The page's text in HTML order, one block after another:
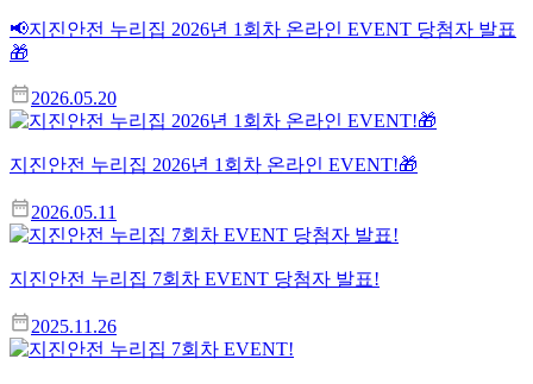
📢지진안전 누리집 2026년 1회차 온라인 EVENT 당첨자 발표
🎁
2026.05.20
지진안전 누리집 2026년 1회차 온라인 EVENT!🎁
2026.05.11
지진안전 누리집 7회차 EVENT 당첨자 발표!
2025.11.26